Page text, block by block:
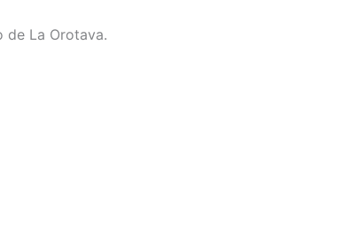
de La Orotava.